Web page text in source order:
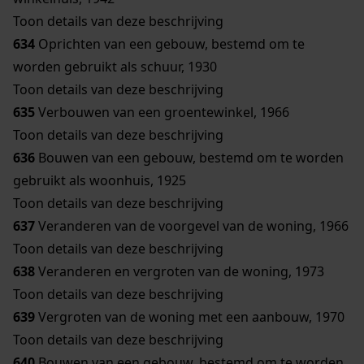
Toon details van deze beschrijving
634 Oprichten van een gebouw, bestemd om te
worden gebruikt als schuur, 1930
Toon details van deze beschrijving
635Verbouwen van een groentewinkel, 1966
Toon details van deze beschrijving
636 Bouwen van een gebouw, bestemd om te worden
gebruikt als woonhuis, 1925
Toon details van deze beschrijving
637Veranderen van de voorgevel van de woning, 1966
Toon details van deze beschrijving
638Veranderen en vergroten van de woning, 1973
Toon details van deze beschrijving
639Vergroten van de woning met een aanbouw, 1970
Toon details van deze beschrijving